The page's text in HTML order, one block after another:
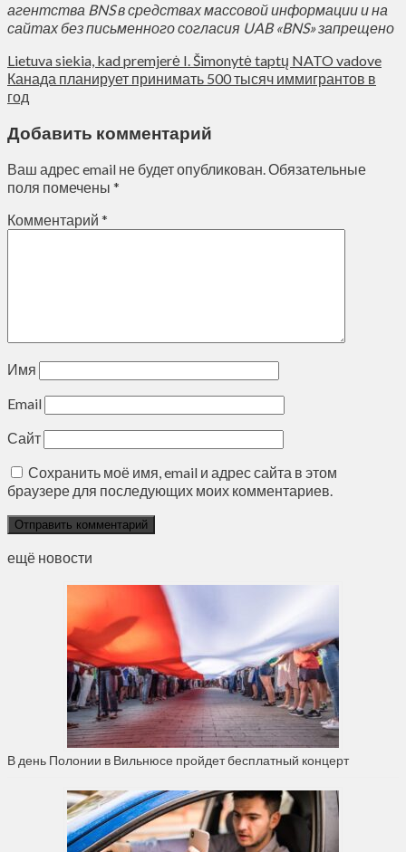
агентства BNS в средствах массовой информации и на
сайтах без письменного согласия UAB «BNS» запрещено
Lietuva siekia, kad premjerė I. Šimonytė taptų NATO vadove
Канада планирует принимать 500 тысяч иммигрантов в
год
Добавить комментарий
Ваш адрес email не будет опубликован.Обязательные
поля помечены *
Комментарий *
Имя
Email
Сайт
Сохранить моё имя, email и адрес сайта в этом
браузере для последующих моих комментариев.
ещё новости
В день Полонии в Вильнюсе пройдет бесплатный концерт